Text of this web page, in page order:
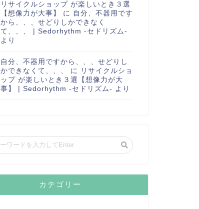
リサイクルショップ が楽しいとき３選
【想像力が大事】
に
自分、不器用です
から、、、せどりしかできなく
て、、、 | Sedorhythm -セドリズム-
より
自分、不器用ですから、、、せどりし
かできなくて、、、
に
リサイクルショ
ップ が楽しいとき３選【想像力が大
事】 | Sedorhythm -セドリズム- より
カテゴリー